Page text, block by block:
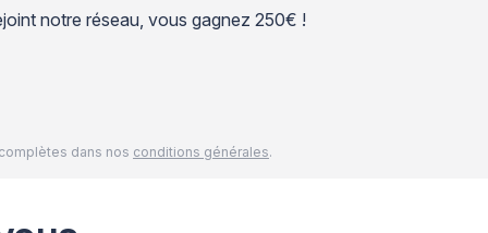
notre réseau, vous gagnez 250€ !
dans nos conditions générales.